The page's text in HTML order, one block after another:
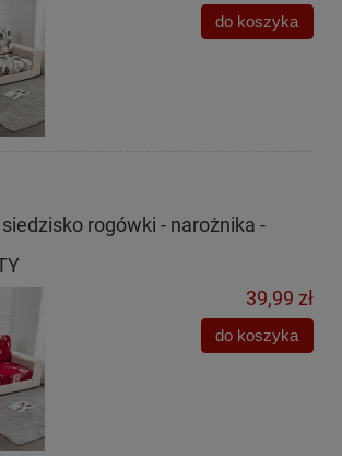
do koszyka
rogówki - narożnika -
39,99 zł
do koszyka